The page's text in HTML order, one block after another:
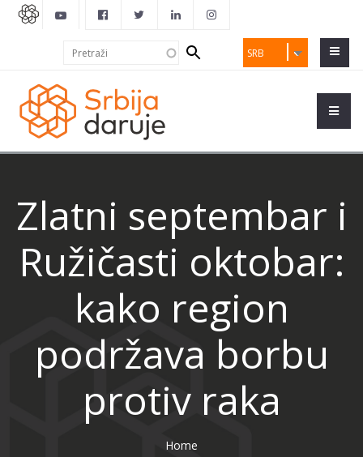
SRB
Search
form
Zlatni septembar i
Ružičasti oktobar:
kako region
podržava borbu
protiv raka
Home